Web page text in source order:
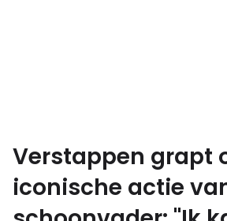
Verstappen grapt
iconische actie